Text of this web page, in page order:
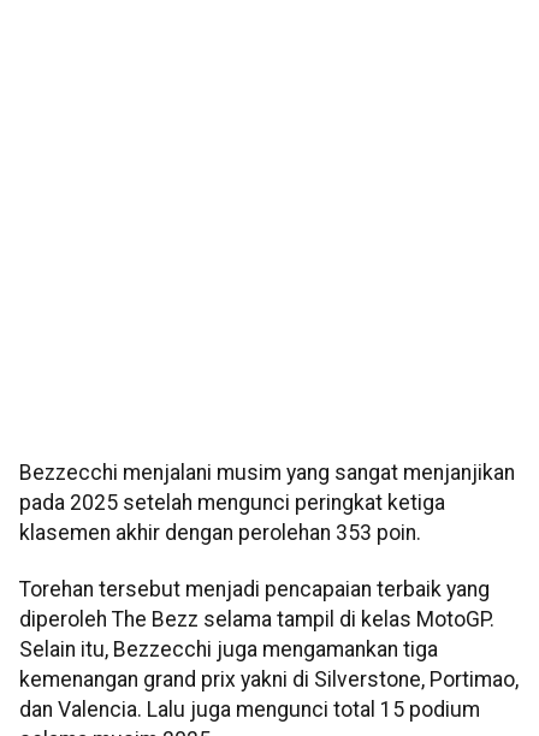
Bezzecchi menjalani musim yang sangat menjanjikan
pada 2025 setelah mengunci peringkat ketiga
klasemen akhir dengan perolehan 353 poin.
Torehan tersebut menjadi pencapaian terbaik yang
diperoleh The Bezz selama tampil di kelas MotoGP.
Selain itu, Bezzecchi juga mengamankan tiga
kemenangan grand prix yakni di Silverstone, Portimao,
dan Valencia. Lalu juga mengunci total 15 podium